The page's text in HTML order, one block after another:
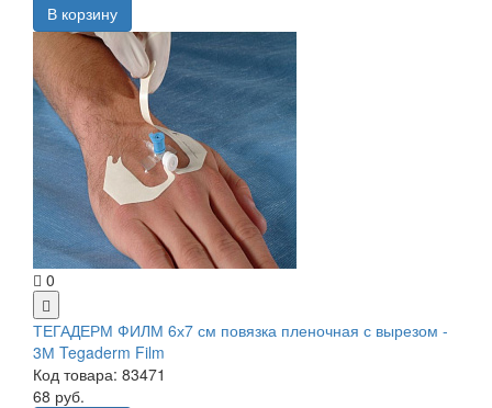
В корзину
0
ТЕГАДЕРМ ФИЛМ 6х7 см повязка пленочная с вырезом -
3М Tegaderm Film
Код товара: 83471
68 руб.